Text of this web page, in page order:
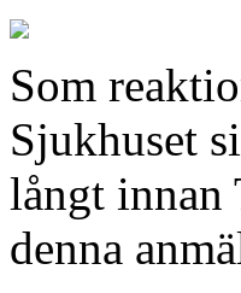
Som
Sjukhuset
långt innan
denna